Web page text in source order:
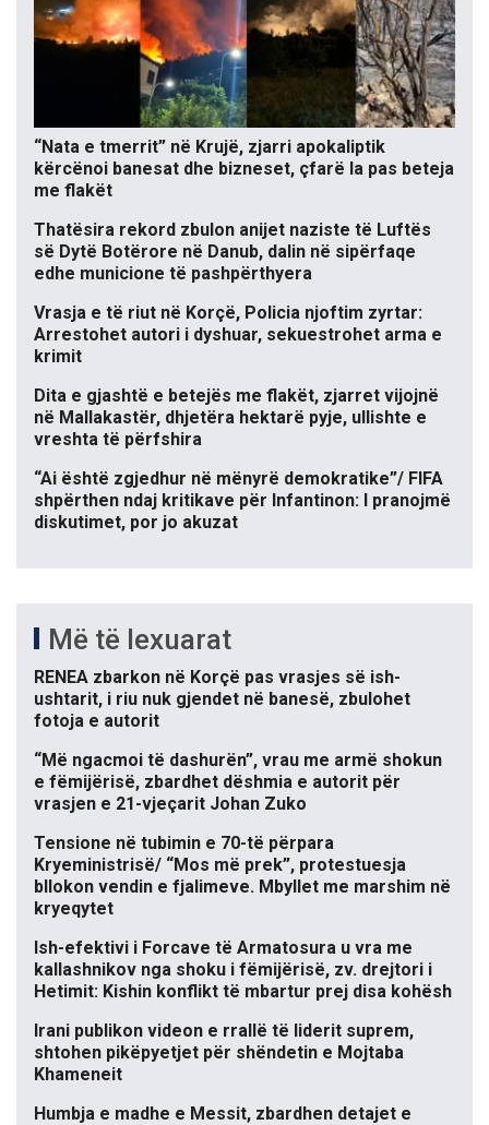
“Nata e tmerrit” në Krujë, zjarri apokaliptik
kërcënoi banesat dhe bizneset, çfarë la pas beteja
me flakët
Thatësira rekord zbulon anijet naziste të Luftës
së Dytë Botërore në Danub, dalin në sipërfaqe
edhe municione të pashpërthyera
Vrasja e të riut në Korçë, Policia njoftim zyrtar:
Arrestohet autori i dyshuar, sekuestrohet arma e
krimit
Dita e gjashtë e betejës me flakët, zjarret vijojnë
në Mallakastër, dhjetëra hektarë pyje, ullishte e
vreshta të përfshira
“Ai është zgjedhur në mënyrë demokratike”/ FIFA
shpërthen ndaj kritikave për Infantinon: I pranojmë
diskutimet, por jo akuzat
Më të lexuarat
RENEA zbarkon në Korçë pas vrasjes së ish-
ushtarit, i riu nuk gjendet në banesë, zbulohet
fotoja e autorit
“Më ngacmoi të dashurën”, vrau me armë shokun
e fëmijërisë, zbardhet dëshmia e autorit për
vrasjen e 21-vjeçarit Johan Zuko
Tensione në tubimin e 70-të përpara
Kryeministrisë/ “Mos më prek”, protestuesja
bllokon vendin e fjalimeve. Mbyllet me marshim në
kryeqytet
Ish-efektivi i Forcave të Armatosura u vra me
kallashnikov nga shoku i fëmijërisë, zv. drejtori i
Hetimit: Kishin konflikt të mbartur prej disa kohësh
Irani publikon videon e rrallë të liderit suprem,
shtohen pikëpyetjet për shëndetin e Mojtaba
Khameneit
Humbja e madhe e Messit, zbardhen detajet e